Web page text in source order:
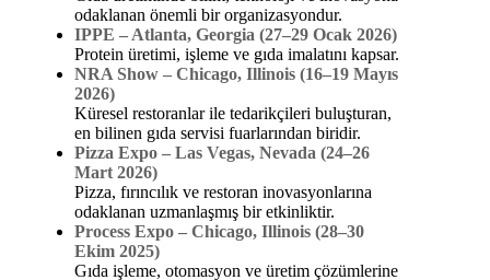
odaklanan önemli bir organizasyondur.
IPPE – Atlanta, Georgia (27–29 Ocak 2026)
Protein üretimi, işleme ve gıda imalatını kapsar.
NRA Show – Chicago, Illinois (16–19 Mayıs
2026)
Küresel restoranlar ile tedarikçileri buluşturan,
en bilinen gıda servisi fuarlarından biridir.
Pizza Expo – Las Vegas, Nevada (24–26
Mart 2026)
Pizza, fırıncılık ve restoran inovasyonlarına
odaklanan uzmanlaşmış bir etkinliktir.
Process Expo – Chicago, Illinois (28–30
Ekim 2025)
Gıda işleme, otomasyon ve üretim çözümlerine